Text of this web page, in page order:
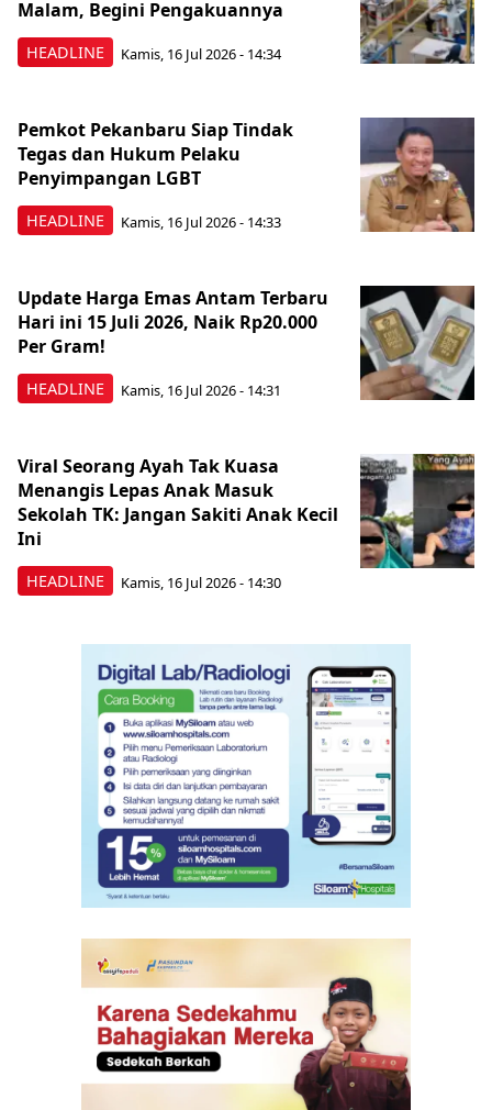
HEADLINE
Malam, Begini Pengakuannya
Kamis, 16 Jul 2026 - 14:34
HEADLINE
Pemkot Pekanbaru Siap Tindak
Tegas dan Hukum Pelaku
Penyimpangan LGBT
Kamis, 16 Jul 2026 - 14:33
HEADLINE
Update Harga Emas Antam Terbaru
Hari ini 15 Juli 2026, Naik Rp20.000
Per Gram!
Kamis, 16 Jul 2026 - 14:31
HEADLINE
Viral Seorang Ayah Tak Kuasa
Menangis Lepas Anak Masuk
Sekolah TK: Jangan Sakiti Anak Kecil
Ini
Kamis, 16 Jul 2026 - 14:30